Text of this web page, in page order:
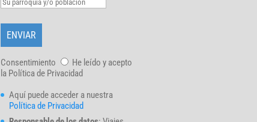
Consentimiento
He leído y acepto
la Política de Privacidad
Aquí puede acceder a nuestra
Política de Privacidad